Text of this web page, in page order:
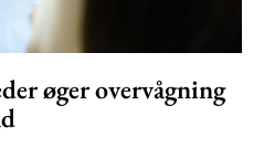
øger overvågning